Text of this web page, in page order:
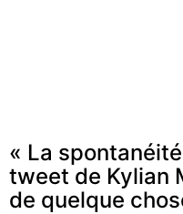
« La
tweet de Kylian
de quelque